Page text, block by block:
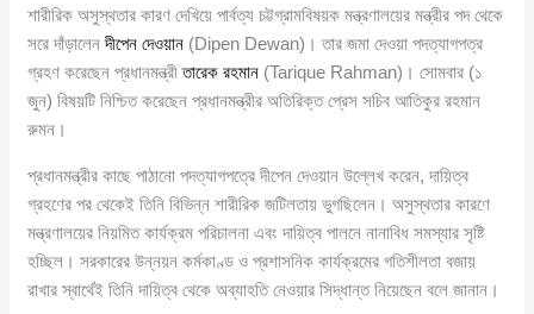
শারীরিক অসুস্থতার কারণ দেখিয়ে পার্বত্য চট্টগ্রামবিষয়ক মন্ত্রণালয়ের মন্ত্রীর পদ থেকে
সরে দাঁড়ালেনদীপেন দেওয়ান (Dipen Dewan)। তার জমা দেওয়া পদত্যাগপত্র
গ্রহণ করেছেন প্রধানমন্ত্রীতারেক রহমান (Tarique Rahman)। সোমবার (১
জুন) বিষয়টি নিশ্চিত করেছেন প্রধানমন্ত্রীর অতিরিক্ত প্রেস সচিব আতিকুর রহমান
রুমন।
প্রধানমন্ত্রীর কাছে পাঠানো পদত্যাগপত্রে দীপেন দেওয়ান উল্লেখ করেন, দায়িত্ব
গ্রহণের পর থেকেই তিনি বিভিন্ন শারীরিক জটিলতায় ভুগছিলেন। অসুস্থতার কারণে
মন্ত্রণালয়ের নিয়মিত কার্যক্রম পরিচালনা এবং দায়িত্ব পালনে নানাবিধ সমস্যার সৃষ্টি
হচ্ছিল। সরকারের উন্নয়ন কর্মকাণ্ড ও প্রশাসনিক কার্যক্রমের গতিশীলতা বজায়
রাখার স্বার্থেই তিনি দায়িত্ব থেকে অব্যাহতি নেওয়ার সিদ্ধান্ত নিয়েছেন বলে জানান।